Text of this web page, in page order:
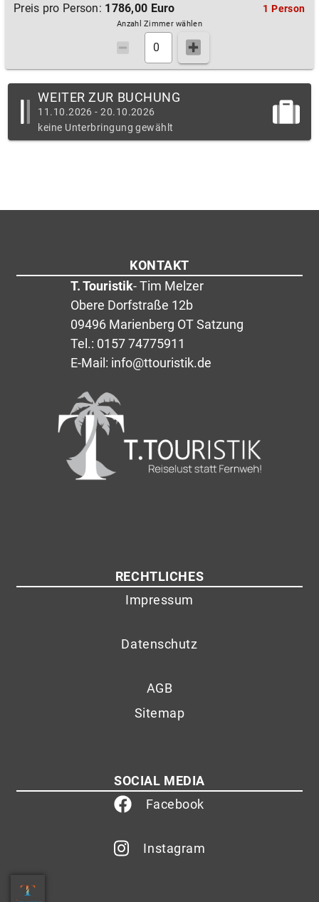
Preis pro Person: 1786,00 Euro
1 Person
Anzahl Zimmer wählen
WEITER ZUR BUCHUNG
11.10.2026 - 20.10.2026
keine Unterbringung gewählt
KONTAKT
T. Touristik- Tim Melzer
Obere Dorfstraße 12b
09496 Marienberg OT Satzung
Tel.: 0157 74775911
E-Mail: info@ttouristik.de
RECHTLICHES
Impressum
Datenschutz
AGB
Sitemap
SOCIAL MEDIA
Facebook
Instagram